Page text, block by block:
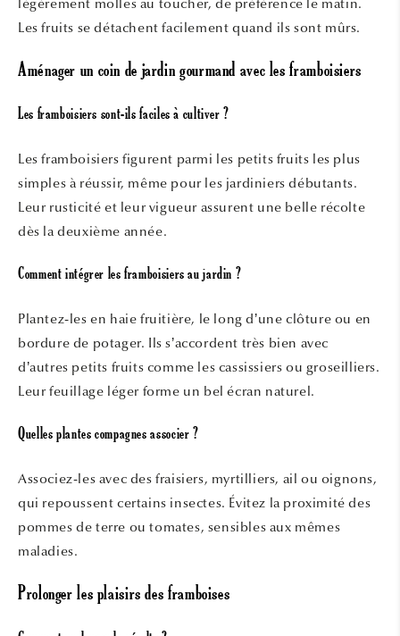
Les fruits se détachent facilement quand ils sont mûrs.
Aménager un coin de jardin gourmand avec les framboisiers
Les framboisiers sont-ils faciles à cultiver ?
Les framboisiers figurent parmi les petits fruits les plus
simples à réussir, même pour les jardiniers débutants.
Leur rusticité et leur vigueur assurent une belle récolte
dès la deuxième année.
Comment intégrer les framboisiers au jardin ?
Plantez-les en haie fruitière, le long d’une clôture ou en
bordure de potager. Ils s’accordent très bien avec
d’autres petits fruits comme les cassissiers ou groseilliers.
Leur feuillage léger forme un bel écran naturel.
Quelles plantes compagnes associer ?
Associez-les avec des fraisiers, myrtilliers, ail ou oignons,
qui repoussent certains insectes. Évitez la proximité des
pommes de terre ou tomates, sensibles aux mêmes
maladies.
Prolonger les plaisirs des framboises